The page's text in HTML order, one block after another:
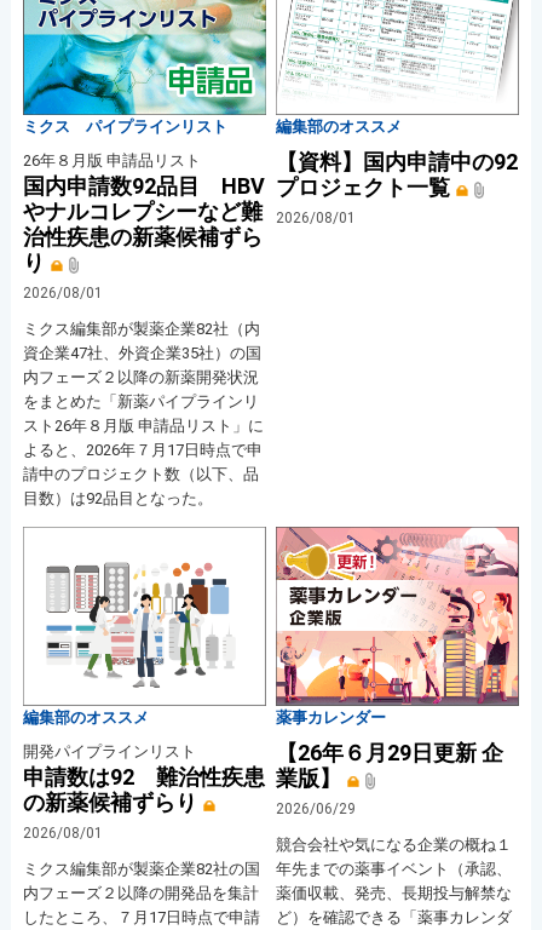
ミクス パイプラインリスト
26年８月版 申請品リスト
国内申請数92品目 HBV
やナルコレプシーなど難
治性疾患の新薬候補ずら
り
2026/08/01
ミクス編集部が製薬企業82社（内
資企業47社、外資企業35社）の国
内フェーズ２以降の新薬開発状況
をまとめた「新薬パイプラインリ
スト26年８月版 申請品リスト」に
よると、2026年７月17日時点で申
請中のプロジェクト数（以下、品
目数）は92品目となった。
編集部のオススメ
【資料】国内申請中の92
プロジェクト一覧
2026/08/01
編集部のオススメ
開発パイプラインリスト
申請数は92 難治性疾患
の新薬候補ずらり
2026/08/01
ミクス編集部が製薬企業82社の国
内フェーズ２以降の開発品を集計
したところ、７月17日時点で申請
薬事カレンダー
【26年６月29日更新 企
業版】
2026/06/29
競合会社や気になる企業の概ね１
年先までの薬事イベント（承認、
薬価収載、発売、長期投与解禁な
ど）を確認できる「薬事カレンダ